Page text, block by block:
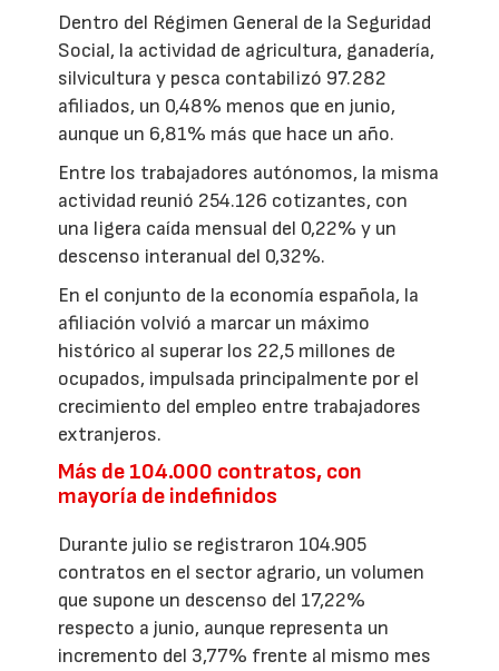
Dentro del Régimen General de la Seguridad
Social, la actividad de agricultura, ganadería,
silvicultura y pesca contabilizó 97.282
afiliados, un 0,48% menos que en junio,
aunque un 6,81% más que hace un año.
Entre los trabajadores autónomos, la misma
actividad reunió 254.126 cotizantes, con
una ligera caída mensual del 0,22% y un
descenso interanual del 0,32%.
En el conjunto de la economía española, la
afiliación volvió a marcar un máximo
histórico al superar los 22,5 millones de
ocupados, impulsada principalmente por el
crecimiento del empleo entre trabajadores
extranjeros.
Más de 104.000 contratos, con
mayoría de indefinidos
Durante julio se registraron 104.905
contratos en el sector agrario, un volumen
que supone un descenso del 17,22%
respecto a junio, aunque representa un
incremento del 3,77% frente al mismo mes